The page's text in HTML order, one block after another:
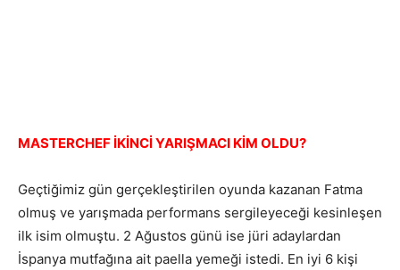
MASTERCHEF İKİNCİ YARIŞMACI KİM OLDU?
Geçtiğimiz gün gerçekleştirilen oyunda kazanan Fatma
olmuş ve yarışmada performans sergileyeceği kesinleşen
ilk isim olmuştu. 2 Ağustos günü ise jüri adaylardan
İspanya mutfağına ait paella yemeği istedi. En iyi 6 kişi